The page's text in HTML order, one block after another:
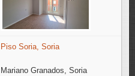
Piso Soria, Soria
Mariano Granados, Soria